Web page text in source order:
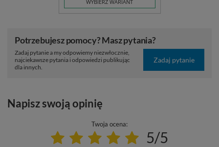
WYBIERZ WARIANT
Potrzebujesz pomocy? Masz pytania?
Zadaj pytanie a my odpowiemy niezwłocznie,
najciekawsze pytania i odpowiedzi publikując
dla innych.
Zadaj pytanie
Napisz swoją opinię
Twoja ocena:
5/5